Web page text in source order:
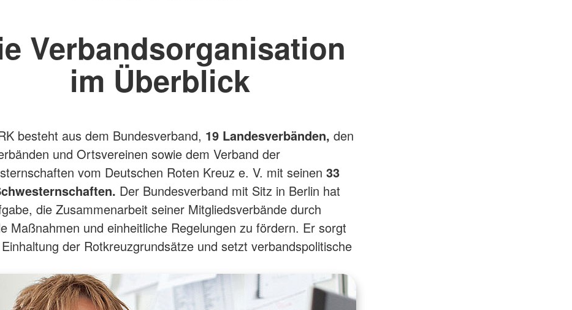
Verbandsorganisation
im Überblick
besteht aus dem Bundesverband, 19 Landesverbänden, den
und Ortsvereinen sowie dem Verband der
vom Deutschen Roten Kreuz e. V. mit seinen 33
Der Bundesverband mit Sitz in Berlin hat
die Zusammenarbeit seiner Mitgliedsverbände durch
Maßnahmen und einheitliche Regelungen zu fördern. Er sorgt
der Rotkreuzgrundsätze und setzt verbandspolitische